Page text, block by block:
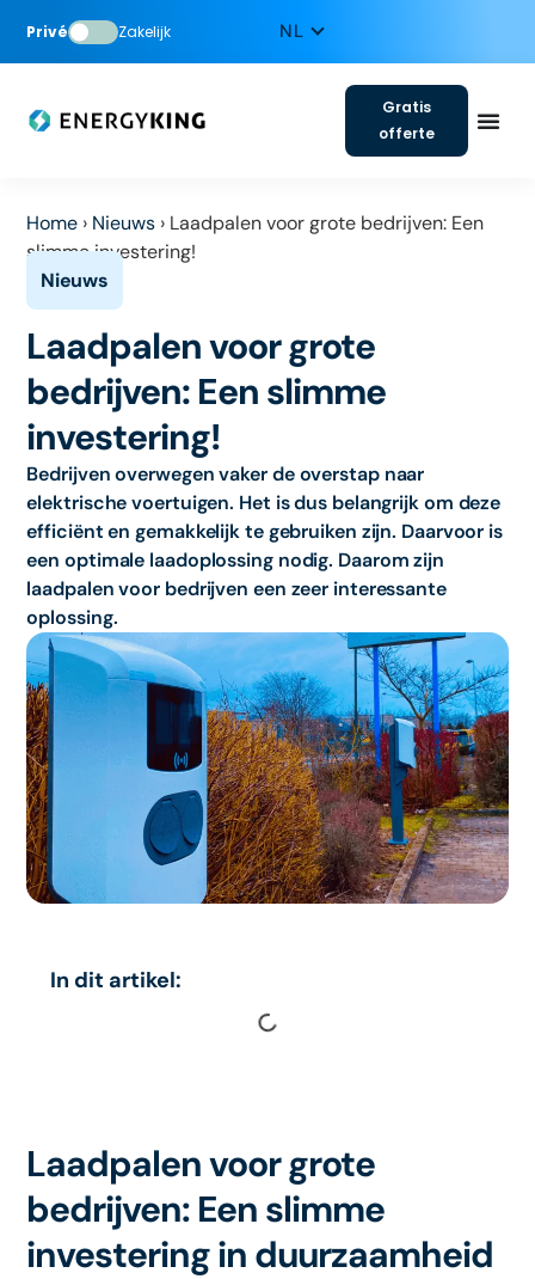
Privé Zakelijk
Gratis
offerte
Home › Nieuws › Laadpalen voor grote bedrijven: Een
slimme investering!
Laadpalen voor grote
bedrijven: Een slimme
investering!
Bedrijven overwegen vaker de overstap naar
elektrische voertuigen. Het is dus belangrijk om deze
efficiënt en gemakkelijk te gebruiken zijn. Daarvoor is
een optimale laadoplossing nodig. Daarom zijn
laadpalen voor bedrijven een zeer interessante
oplossing.
In dit artikel:
Laadpalen voor grote
bedrijven: Een slimme
investering in duurzaamheid